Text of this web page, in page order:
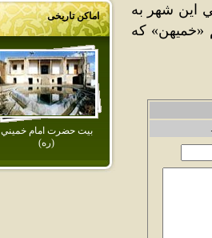
اماکن تاریخی
بيت‌ حضرت‌ امام‌ خميني‌
(ره‌)
اين شهر به
«خميهن» که